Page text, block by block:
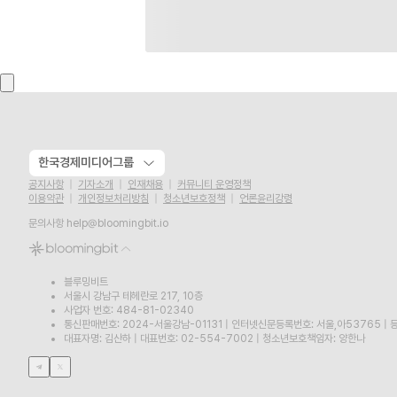
한국경제미디어그룹
공지사항 기자소개 인재채용
커뮤니티 운영정책
이용약관
개인정보처리방침 청소년보호정책
언론윤리강령
문의사항 help@bloomingbit.io
블루밍비트
서울시 강남구 테헤란로 217, 10층
사업자 번호: 484-81-02340
통신판매번호: 2024-서울강남-01131
인터넷신문등록번호: 서울,아53765
대표자명: 김산하
대표번호: 02-554-7002 청소년보호책임자: 양한나